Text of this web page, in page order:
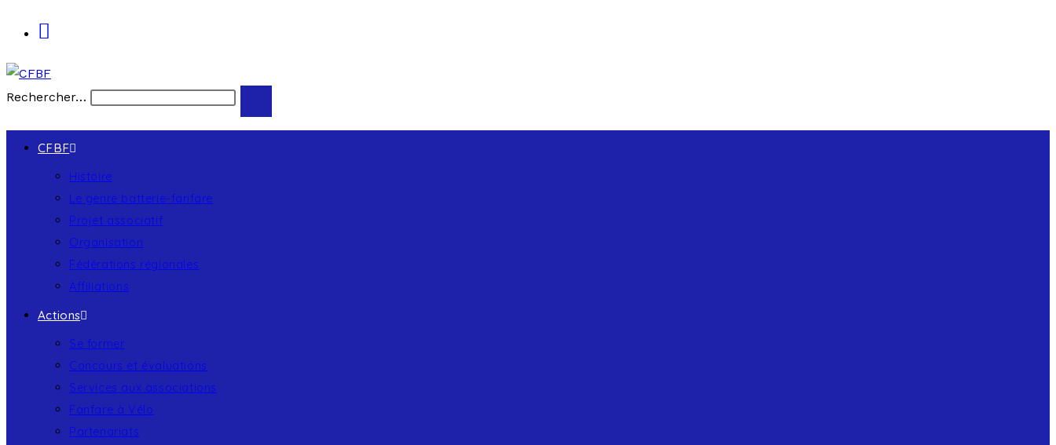
Rechercher…
CFBF
Histoire
Le genre batterie-fanfare
Projet associatif
Organisation
Fédérations régionales
Affiliations
Actions
Se former
Concours et évaluations
Services aux associations
Fanfare à Vélo
Partenariats